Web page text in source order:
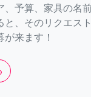
、予算、家具の名
と、そのリクエス
来ます！